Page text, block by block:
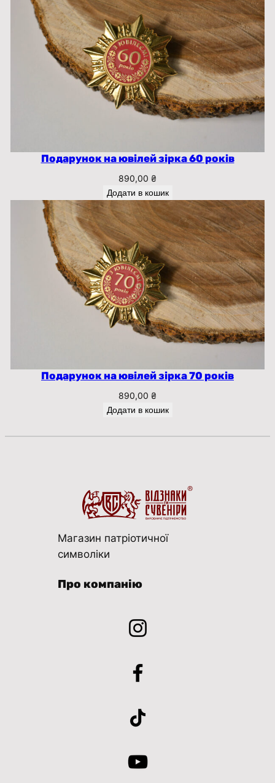
Подарунок на ювілей зірка 60 років
890,00 ₴
Додати в кошик
Подарунок на ювілей зірка 70 років
890,00 ₴
Додати в кошик
Магазин патріотичної
символіки
Про компанію